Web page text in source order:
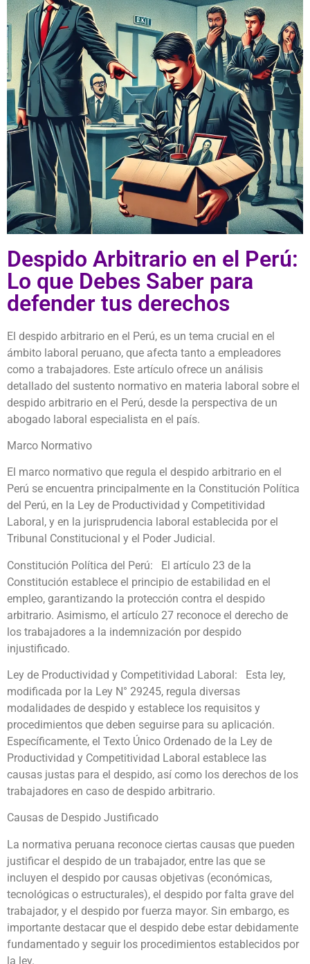
Despido Arbitrario en el Perú:
Lo que Debes Saber para
defender tus derechos
El despido arbitrario en el Perú, es un tema crucial en el
ámbito laboral peruano, que afecta tanto a empleadores
como a trabajadores. Este artículo ofrece un análisis
detallado del sustento normativo en materia laboral sobre el
despido arbitrario en el Perú, desde la perspectiva de un
abogado laboral especialista en el país.
Marco Normativo
El marco normativo que regula el despido arbitrario en el
Perú se encuentra principalmente en la Constitución Política
del Perú, en la Ley de Productividad y Competitividad
Laboral, y en la jurisprudencia laboral establecida por el
Tribunal Constitucional y el Poder Judicial.
Constitución Política del Perú: El artículo 23 de la
Constitución establece el principio de estabilidad en el
empleo, garantizando la protección contra el despido
arbitrario. Asimismo, el artículo 27 reconoce el derecho de
los trabajadores a la indemnización por despido
injustificado.
Ley de Productividad y Competitividad Laboral: Esta ley,
modificada por la Ley N° 29245, regula diversas
modalidades de despido y establece los requisitos y
procedimientos que deben seguirse para su aplicación.
Específicamente, el Texto Único Ordenado de la Ley de
Productividad y Competitividad Laboral establece las
causas justas para el despido, así como los derechos de los
trabajadores en caso de despido arbitrario.
Causas de Despido Justificado
La normativa peruana reconoce ciertas causas que pueden
justificar el despido de un trabajador, entre las que se
incluyen el despido por causas objetivas (económicas,
tecnológicas o estructurales), el despido por falta grave del
trabajador, y el despido por fuerza mayor. Sin embargo, es
importante destacar que el despido debe estar debidamente
fundamentado y seguir los procedimientos establecidos por
la ley.